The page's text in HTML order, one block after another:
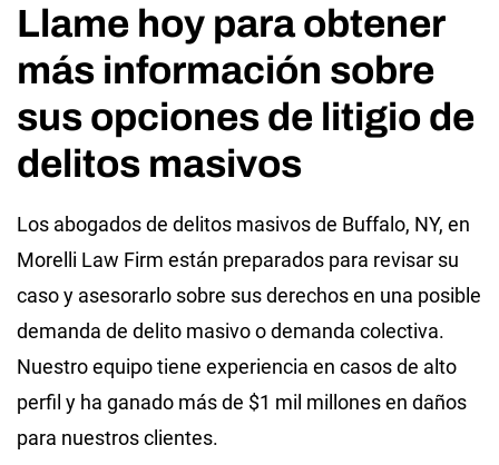
Llame hoy para obtener
más información sobre
sus opciones de litigio de
delitos masivos
Los abogados de delitos masivos de Buffalo, NY, en
Morelli Law Firm están preparados para revisar su
caso y asesorarlo sobre sus derechos en una posible
demanda de delito masivo o demanda colectiva.
Nuestro equipo tiene experiencia en casos de alto
perfil y ha ganado más de $1 mil millones en daños
para nuestros clientes.